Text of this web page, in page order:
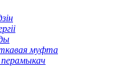
муфта